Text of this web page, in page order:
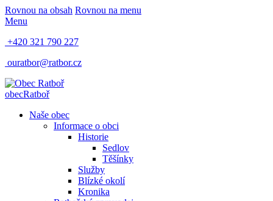
Rovnou na obsah Rovnou na menu
Menu
+420 321 790 227
ouratbor@ratbor.cz
obecRatboř
Naše obec
Informace o obci
Historie
Sedlov
Těšínky
Služby
Blízké okolí
Kronika